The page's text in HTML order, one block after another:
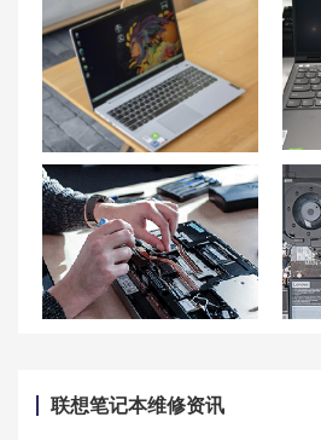
电脑屏幕一直不停的闪,联想小新15闪屏怎么回事
联想笔记本维修资讯